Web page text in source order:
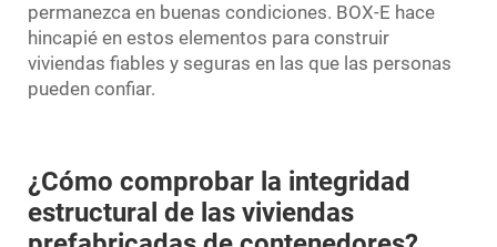
permanezca en buenas condiciones. BOX-E hace
hincapié en estos elementos para construir
viviendas fiables y seguras en las que las personas
pueden confiar.
¿Cómo comprobar la integridad
estructural de las viviendas